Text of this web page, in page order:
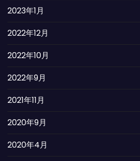
2023年1月
2022年12月
2022年10月
2022年9月
2021年11月
2020年9月
2020年4月